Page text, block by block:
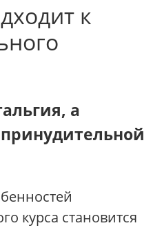
к
а
курса становится